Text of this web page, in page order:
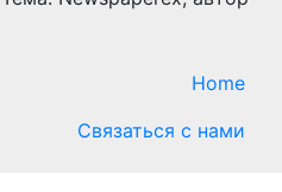
Home
Связаться с нами